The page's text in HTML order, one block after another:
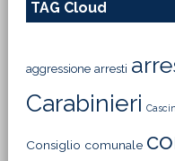
TAG Cloud
aggressione arresti
Carabinieri
Consiglio comunale